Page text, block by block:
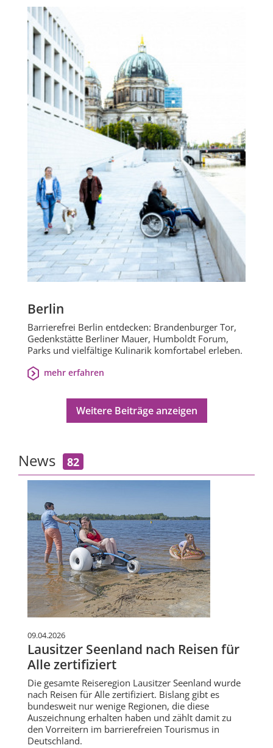
Berlin
Barrierefrei Berlin entdecken: Brandenburger Tor,
Gedenkstätte Berliner Mauer, Humboldt Forum,
Parks und vielfältige Kulinarik komfortabel erleben.
mehr erfahren
Weitere Beiträge anzeigen
News 82
09.04.2026
Lausitzer Seenland nach Reisen für
Alle zertifiziert
Die gesamte Reiseregion Lausitzer Seenland wurde
nach Reisen für Alle zertifiziert. Bislang gibt es
bundesweit nur wenige Regionen, die diese
Auszeichnung erhalten haben und zählt damit zu
den Vorreitern im barrierefreien Tourismus in
Deutschland.